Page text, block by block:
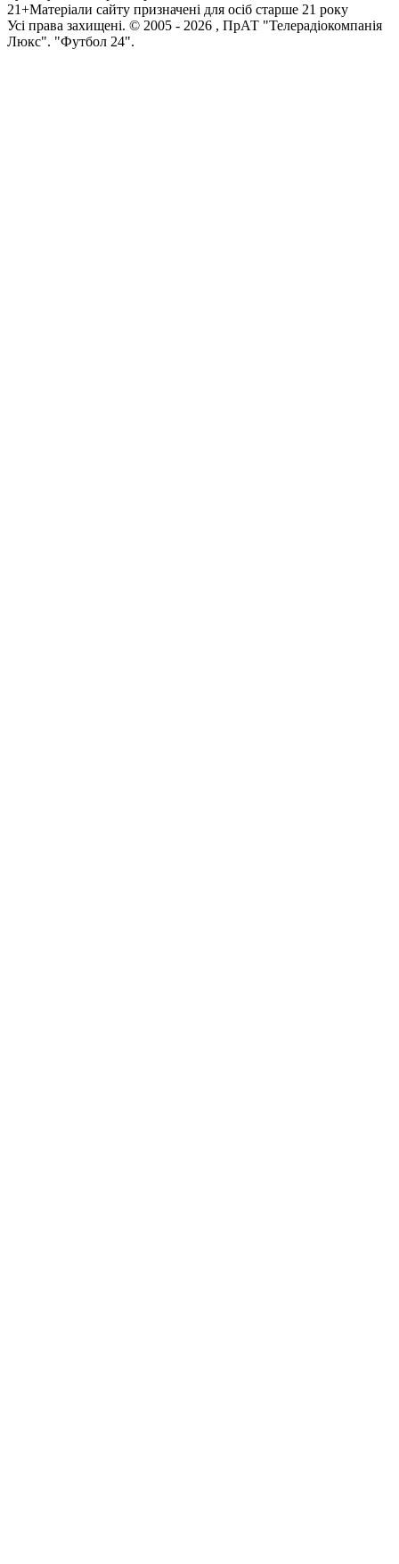
21+Матеріали сайту призначені для осіб старше 21 року
Усi права захищенi. © 2005 - 2026 , ПрАТ "Телерадіокомпанія
Люкс". "Футбол 24".